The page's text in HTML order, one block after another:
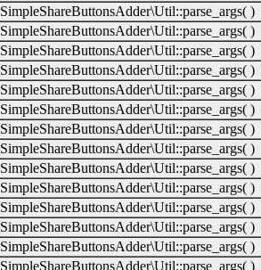
SimpleShareButtonsAdder\Util::parse_args( )
SimpleShareButtonsAdder\Util::parse_args( )
SimpleShareButtonsAdder\Util::parse_args( )
SimpleShareButtonsAdder\Util::parse_args( )
SimpleShareButtonsAdder\Util::parse_args( )
SimpleShareButtonsAdder\Util::parse_args( )
SimpleShareButtonsAdder\Util::parse_args( )
SimpleShareButtonsAdder\Util::parse_args( )
SimpleShareButtonsAdder\Util::parse_args( )
SimpleShareButtonsAdder\Util::parse_args( )
SimpleShareButtonsAdder\Util::parse_args( )
SimpleShareButtonsAdder\Util::parse_args( )
SimpleShareButtonsAdder\Util::parse_args( )
SimpleShareButtonsAdder\Util::parse_args( )